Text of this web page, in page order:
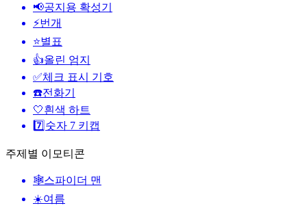
📢공지용 확성기
⚡번개
⭐별표
👍올린 엄지
✅체크 표시 기호
☎️전화기
🤍흰색 하트
7️⃣ 숫자 7 키캡
주제별 이모티콘
🕸️스파이더 맨
☀️여름